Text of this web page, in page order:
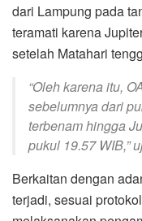
dari Lampung pada
teramati karena
setelah Matahari
“Oleh karena itu,
sebelumnya dari
terbenam hingga
pukul 19.57 WIB,”
Berkaitan dengan
terjadi, sesuai